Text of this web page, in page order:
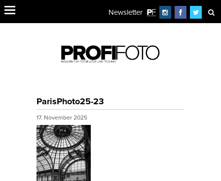
Newsletter
ParisPhoto25-23
17. November 2025